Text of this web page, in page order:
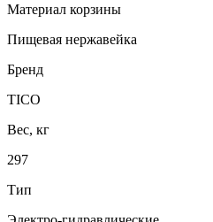
Материал корзины
Пищевая нержавейка
Бренд
TICO
Вес, кг
297
Тип